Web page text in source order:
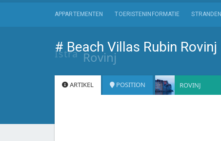
APPARTEMENTEN TOERISTENINFORMATIE STRANDEN
# Beach Villas Rubin Rovinj
Istra Rovinj
ARTIKEL POSITION ROVINJ